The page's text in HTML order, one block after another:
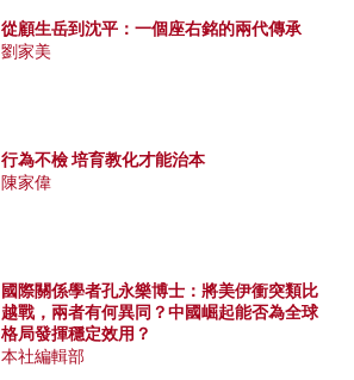
從顧生岳到沈平：一個座右銘的兩代傳承
劉家美
行為不檢 培育教化才能治本
陳家偉
國際關係學者孔永樂博士：將美伊衝突類比
越戰，兩者有何異同？中國崛起能否為全球
格局發揮穩定效用？
本社編輯部